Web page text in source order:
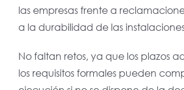
las empresas frente a
a la durabilidad de las
No faltan retos, ya que los plazos
los requisitos formales pueden